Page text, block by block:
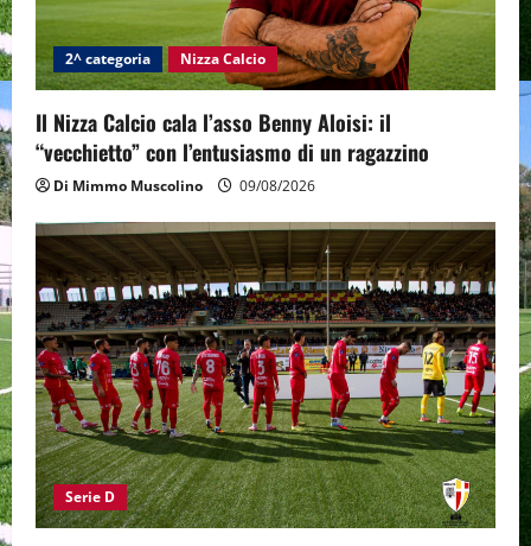
2^ categoria Nizza Calcio
Il Nizza Calcio cala l’asso Benny Aloisi: il
“vecchietto” con l’entusiasmo di un ragazzino
Di Mimmo Muscolino 09/08/2026
Serie D